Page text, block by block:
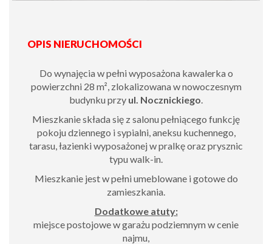
OPIS NIERUCHOMOŚCI
Do wynajęcia w pełni wyposażona kawalerka o
powierzchni 28 m², zlokalizowana w nowoczesnym
budynku przy ul. Nocznickiego.
Mieszkanie składa się z salonu pełniącego funkcję
pokoju dziennego i sypialni, aneksu kuchennego,
tarasu, łazienki wyposażonej w pralkę oraz prysznic
typu walk-in.
Mieszkanie jest w pełni umeblowane i gotowe do
zamieszkania.
Dodatkowe atuty:
miejsce postojowe w garażu podziemnym w cenie
najmu,